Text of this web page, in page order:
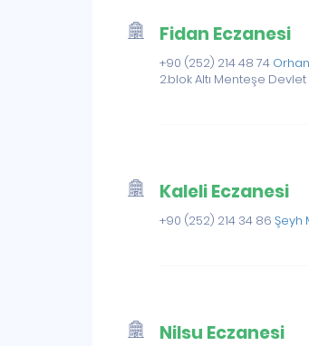
Fidan Eczanesi
+90 (252) 214 48 74
2.blok Altı Menteşe
Kaleli Eczanesi
+90 (252) 214 34 86Şeyh
Nilsu Eczanesi